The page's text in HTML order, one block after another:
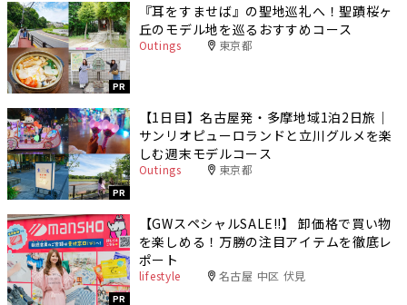
PR
『耳をすませば』の聖地巡礼へ！聖蹟桜ヶ
丘のモデル地を巡るおすすめコース
Outings 東京都
PR
【1日目】名古屋発・多摩地域1泊2日旅｜
サンリオピューロランドと立川グルメを楽
しむ週末モデルコース
Outings 東京都
PR
【GWスペシャルSALE‼︎】 卸価格で買い物
を楽しめる！万勝の注目アイテムを徹底レ
ポート
lifestyle 名古屋 中区 伏見